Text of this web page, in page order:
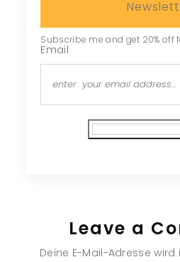
Subscribe me and get 20%
Email
Leave a
Deine E-Mail-Adresse